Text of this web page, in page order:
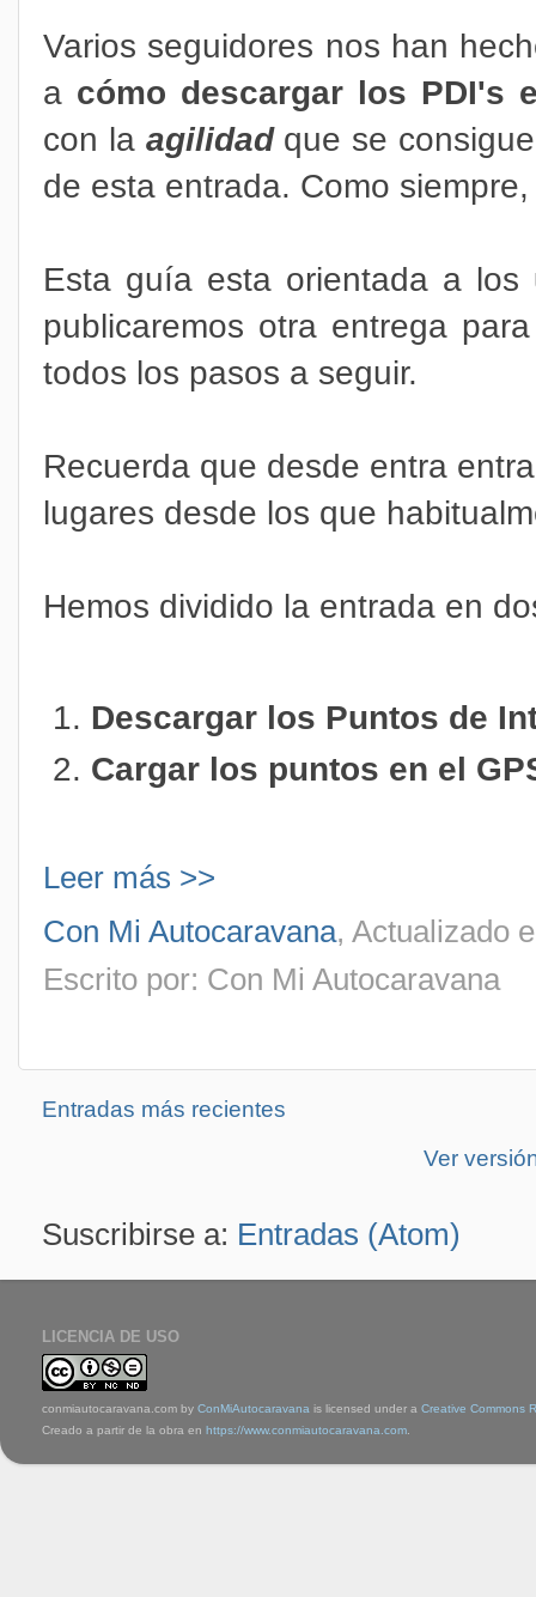
Varios seguidores nos han
a cómo descargar los PDI's
con la agilidad que se
de esta entrada. Como
Esta guía esta orientada a los
publicaremos otra entrega
todos los pasos a seguir.
Recuerda que desde entra
lugares desde los que
Hemos dividido la entrada en
Descargar los Puntos de
Cargar los puntos en el
Leer más >>
Con Mi Autocaravana, Actualizado
Escrito por: Con Mi Autocaravana
Entradas más recientes
Ver
Suscribirse a: Entradas (Atom)
LICENCIA DE USO
conmiautocaravana.com by ConMiAutocaravana is licensed under a Creative Commons
Creado a partir de la obra en https://www.conmiautocaravana.com